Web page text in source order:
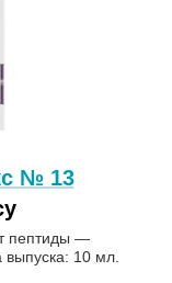
№ 13
пептиды —
10 мл.